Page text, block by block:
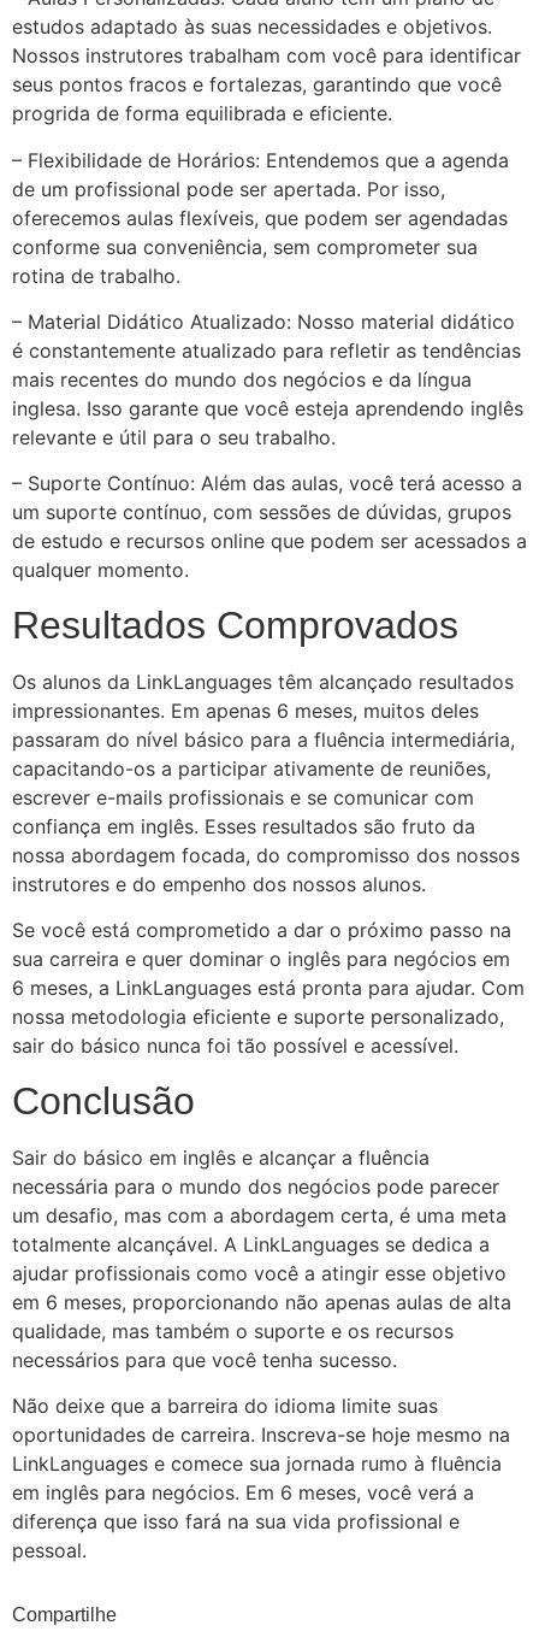
estudos adaptado às suas necessidades e objetivos.
Nossos instrutores trabalham com você para identificar
seus pontos fracos e fortalezas, garantindo que você
progrida de forma equilibrada e eficiente.
– Flexibilidade de Horários: Entendemos que a agenda
de um profissional pode ser apertada. Por isso,
oferecemos aulas flexíveis, que podem ser agendadas
conforme sua conveniência, sem comprometer sua
rotina de trabalho.
– Material Didático Atualizado: Nosso material didático
é constantemente atualizado para refletir as tendências
mais recentes do mundo dos negócios e da língua
inglesa. Isso garante que você esteja aprendendo inglês
relevante e útil para o seu trabalho.
– Suporte Contínuo: Além das aulas, você terá acesso a
um suporte contínuo, com sessões de dúvidas, grupos
de estudo e recursos online que podem ser acessados a
qualquer momento.
Resultados Comprovados
Os alunos da LinkLanguages têm alcançado resultados
impressionantes. Em apenas 6 meses, muitos deles
passaram do nível básico para a fluência intermediária,
capacitando-os a participar ativamente de reuniões,
escrever e-mails profissionais e se comunicar com
confiança em inglês. Esses resultados são fruto da
nossa abordagem focada, do compromisso dos nossos
instrutores e do empenho dos nossos alunos.
Se você está comprometido a dar o próximo passo na
sua carreira e quer dominar o inglês para negócios em
6 meses, a LinkLanguages está pronta para ajudar. Com
nossa metodologia eficiente e suporte personalizado,
sair do básico nunca foi tão possível e acessível.
Conclusão
Sair do básico em inglês e alcançar a fluência
necessária para o mundo dos negócios pode parecer
um desafio, mas com a abordagem certa, é uma meta
totalmente alcançável. A LinkLanguages se dedica a
ajudar profissionais como você a atingir esse objetivo
em 6 meses, proporcionando não apenas aulas de alta
qualidade, mas também o suporte e os recursos
necessários para que você tenha sucesso.
Não deixe que a barreira do idioma limite suas
oportunidades de carreira. Inscreva-se hoje mesmo na
LinkLanguages e comece sua jornada rumo à fluência
em inglês para negócios. Em 6 meses, você verá a
diferença que isso fará na sua vida profissional e
pessoal.
Compartilhe